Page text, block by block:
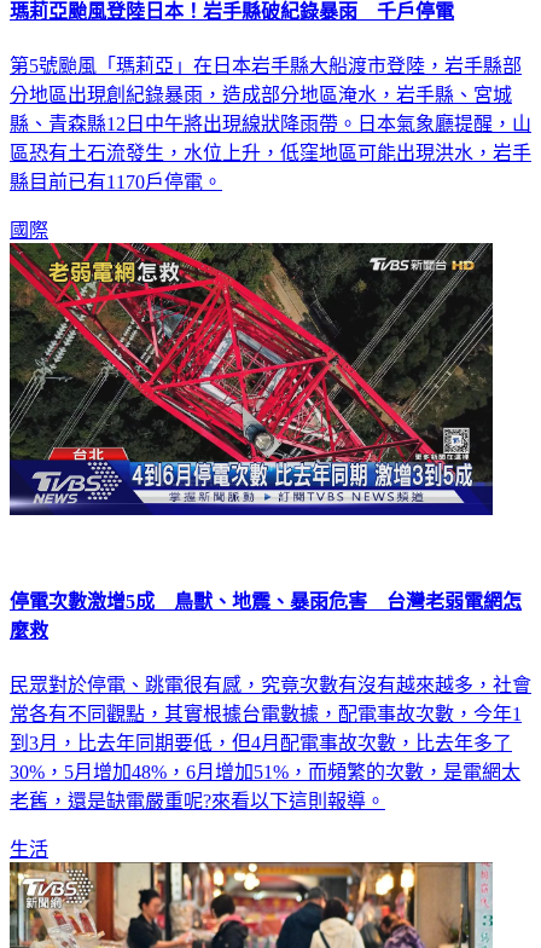
瑪莉亞颱風登陸日本！岩手縣破紀錄暴雨 千戶停電
第5號颱風「瑪莉亞」在日本岩手縣大船渡市登陸，岩手縣部
分地區出現創紀錄暴雨，造成部分地區淹水，岩手縣、宮城
縣、青森縣12日中午將出現線狀降雨帶。日本氣象廳提醒，山
區恐有土石流發生，水位上升，低窪地區可能出現洪水，岩手
縣目前已有1170戶停電。
國際
停電次數激增5成 鳥獸、地震、暴雨危害 台灣老弱電網怎
麼救
民眾對於停電、跳電很有感，究竟次數有沒有越來越多，社會
常各有不同觀點，其實根據台電數據，配電事故次數，今年1
到3月，比去年同期要低，但4月配電事故次數，比去年多了
30%，5月增加48%，6月增加51%，而頻繁的次數，是電網太
老舊，還是缺電嚴重呢?來看以下這則報導。
生活